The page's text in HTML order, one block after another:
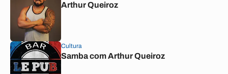
Arthur Queiroz
Cultura
Samba com Arthur Queiroz